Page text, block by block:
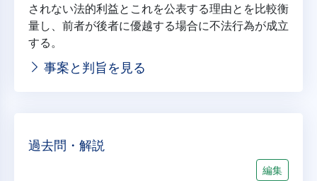
されない法的利益とこれを公表する理由とを比較衡
量し、前者が後者に優越する場合に不法行為が成立
する。
事案と判旨を見る
過去問・解説
編集